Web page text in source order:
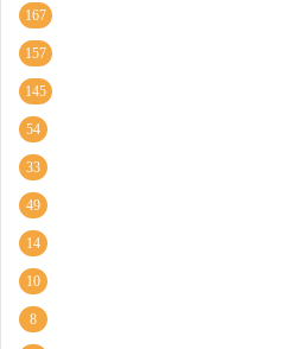
167
157
145
54
33
49
14
10
8